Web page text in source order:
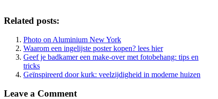
Related posts:
Photo on Aluminium New York
Waarom een ingelijste poster kopen? lees hier
Geef je badkamer een make-over met fotobehang: tips en
tricks
Geïnspireerd door kurk: veelzijdigheid in moderne huizen
Leave a Comment